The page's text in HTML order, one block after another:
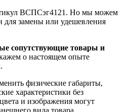
ВСПСэг4121. Но мы можем
для замены или удешевления
сопутствующие товары и
о настоящем опыте
физические габариты,
характеристики без
и изображения могут
вида товара.